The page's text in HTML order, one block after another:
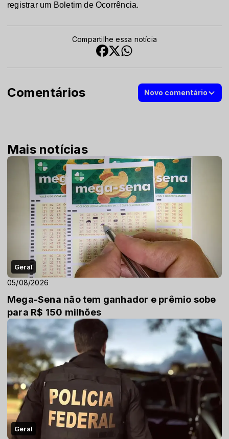
registrar um Boletim de Ocorrência.
Compartilhe essa notícia
Comentários Novo comentário
Mais notícias
Geral
05/08/2026
Mega-Sena não tem ganhador e prêmio sobe
para R$ 150 milhões
Geral